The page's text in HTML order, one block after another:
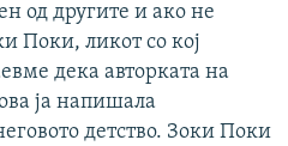
од другите и ако не
Поки, ликот со кој
дека авторката на
ја напишала
детство. Зоки Поки